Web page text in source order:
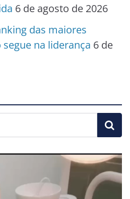
6 de agosto de 2026
das maiores
na liderança 6 de